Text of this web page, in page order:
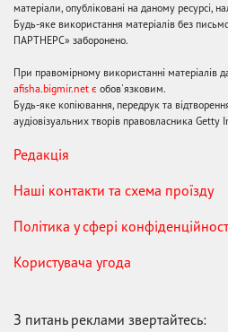
матеріали, опубліковані на даному
Будь-яке використання матеріалів без
ПАРТНЕРС» заборонено.
При правомірному використанні матеріалів
afisha.bigmir.net є обов'язковим.
Будь-яке копіювання, передрук та
аудіовізуальних творів правовласника Getty
Редакція
Наші контакти та схема проїзду
Політика у сфері
Користувача угода
З питань реклами звертайтесь: